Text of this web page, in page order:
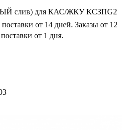
слив) для КАС/ЖКУ КСЗПG2
от 14 дней. Заказы от 12
от 1 дня.